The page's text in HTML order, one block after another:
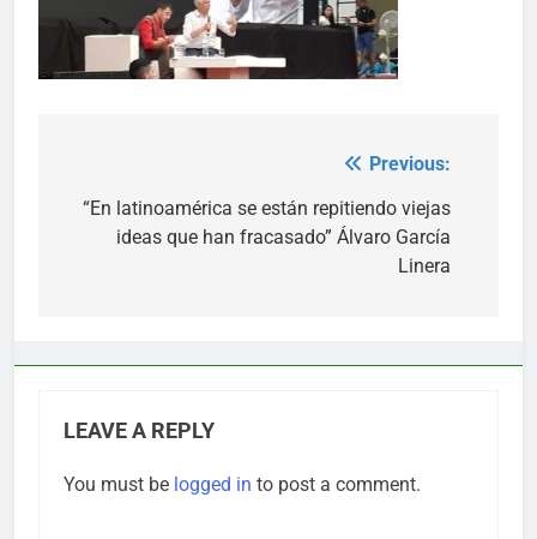
navigation
Previous:
“En latinoamérica se están repitiendo viejas
ideas que han fracasado” Álvaro García
Linera
LEAVE A REPLY
You must be logged in to post a comment.